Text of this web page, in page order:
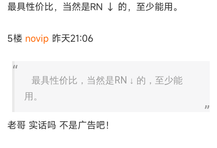
最具性价比，当然是RN ↓ 的，至少能用。
5楼 novip 昨天21:06
最具性价比，当然是RN ↓ 的，至少能
用。
老哥 实话吗 不是广告吧！